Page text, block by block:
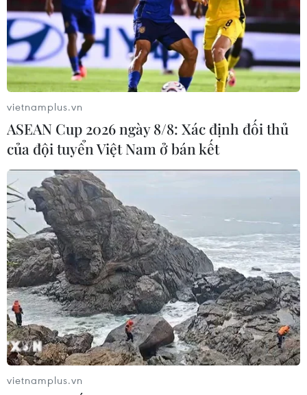
TIN CÙNG CHUYÊN MỤC
Các khoản hoàn thuế tác động tích
cực đến kết quả kinh doanh của
doanh nghiệp Mỹ
09/08/2026 04:35
Việt Nam là điểm đến hấp dẫn với
doanh nghiệp bán dẫn hàng đầu của
vietnamplus.vn
ASEAN Cup 2026 ngày 8/8: Xác định đối thủ
của đội tuyển Việt Nam ở bán kết
vietnamplus.vn